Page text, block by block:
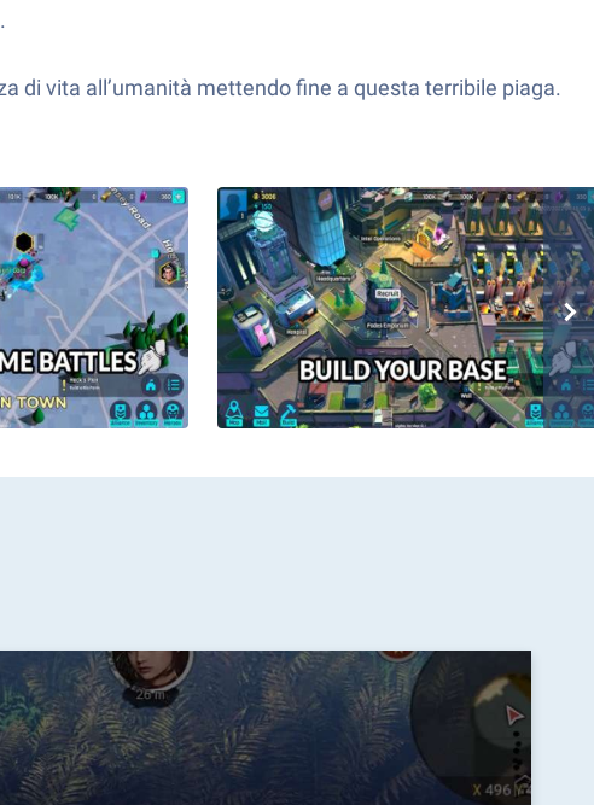
di vita all’umanità mettendo fine a questa terribile piaga.